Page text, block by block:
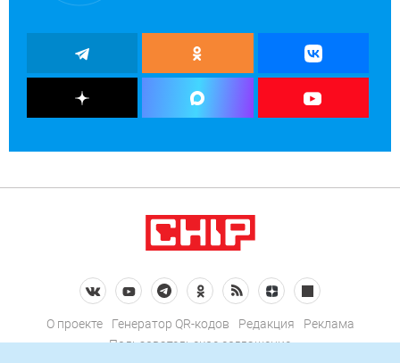
О проекте Генератор QR-кодов Редакция
Реклама
Пользовательское соглашение